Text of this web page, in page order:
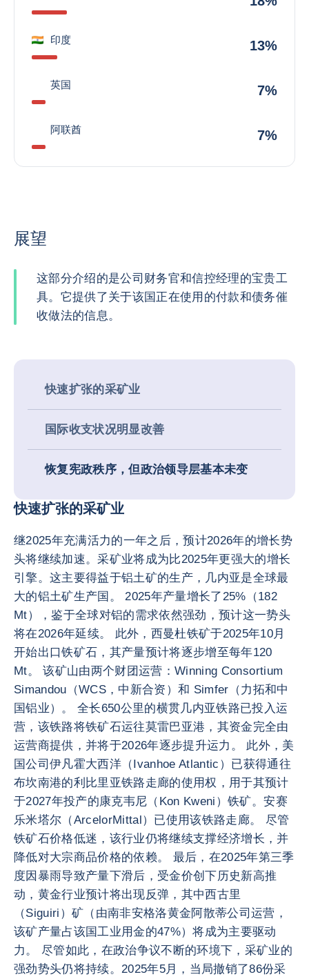
印度 13%
英国 7%
阿联酋 7%
展望
这部分介绍的是公司财务官和信控经理的宝贵工
具。它提供了关于该国正在使用的付款和债务催
收做法的信息。
快速扩张的采矿业
国际收支状况明显改善
恢复宪政秩序，但政治领导层基本未变
快速扩张的采矿业
继2025年充满活力的一年之后，预计2026年的增长势
头将继续加速。采矿业将成为比2025年更强大的增长
引擎。这主要得益于铝土矿的生产，几内亚是全球最
大的铝土矿生产国。 2025年产量增长了25%（182
Mt），鉴于全球对铝的需求依然强劲，预计这一势头
将在2026年延续。 此外，西曼杜铁矿于2025年10月
开始出口铁矿石，其产量预计将逐步增至每年120
Mt。 该矿山由两个财团运营：Winning Consortium
Simandou（WCS，中新合资）和 Simfer（力拓和中
国铝业）。 全长650公里的横贯几内亚铁路已投入运
营，该铁路将铁矿石运往莫雷巴亚港，其资金完全由
运营商提供，并将于2026年逐步提升运力。 此外，美
国公司伊凡霍大西洋（Ivanhoe Atlantic）已获得通往
布坎南港的利比里亚铁路走廊的使用权，用于其预计
于2027年投产的康克韦尼（Kon Kweni）铁矿。安赛
乐米塔尔（ArcelorMittal）已使用该铁路走廊。 尽管
铁矿石价格低迷，该行业仍将继续支撑经济增长，并
降低对大宗商品价格的依赖。 最后，在2025年第三季
度因暴雨导致产量下滑后，受金价创下历史新高推
动，黄金行业预计将出现反弹，其中西古里
（Siguiri）矿（由南非安格洛黄金阿散蒂公司运营，
该矿产量占该国工业用金的47%）将成为主要驱动
力。 尽管如此，在政治争议不断的环境下，采矿业的
强劲势头仍将持续。2025年5月，当局撤销了86份采